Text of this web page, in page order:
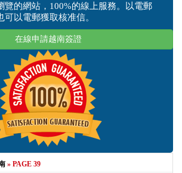
覽的網站，100%的線上服務。以電郵
可以電郵獲取核准信。
在線申請越南簽證
» PAGE 39